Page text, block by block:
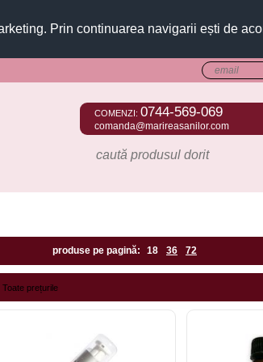
Prin continuarea navigarii ești de
COMENZI: 0744-569-069
comanda@marireasanilor.com
produse pe pagină: 18 36 72